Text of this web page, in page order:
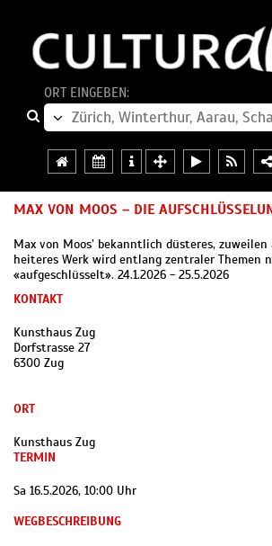
ORT EINGEBEN:
MAX VON MOOS – DIE
Max von Moos’ bekanntlich düsteres, zuweilen
heiteres Werk wird entlang zentraler Themen
«aufgeschlüsselt». 24.1.2026 - 25.5.2026
KONTAKT
Kunsthaus Zug
Dorfstrasse 27
6300 Zug
ORT
Kunsthaus Zug
TERMIN
Sa 16.5.2026, 10:00 Uhr
WEGBESCHREIBUNG